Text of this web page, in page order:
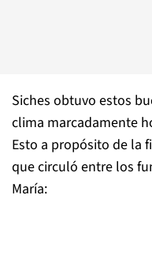
Siches obtuvo estos
clima marcadamente
Esto a propósito de la
que circuló entre los
María: